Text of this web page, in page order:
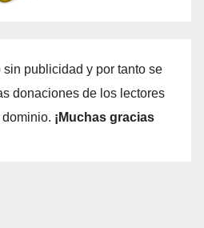
publicidad y por tanto se
donaciones de los lectores
¡Muchas gracias